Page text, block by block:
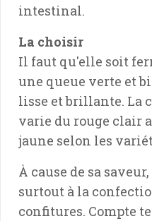
intestinal.
La choisir
Il faut qu'elle soit
une queue verte et
lisse et brillante. La
varie du rouge clair
jaune selon les
À cause de sa
surtout à la
confitures. Compte